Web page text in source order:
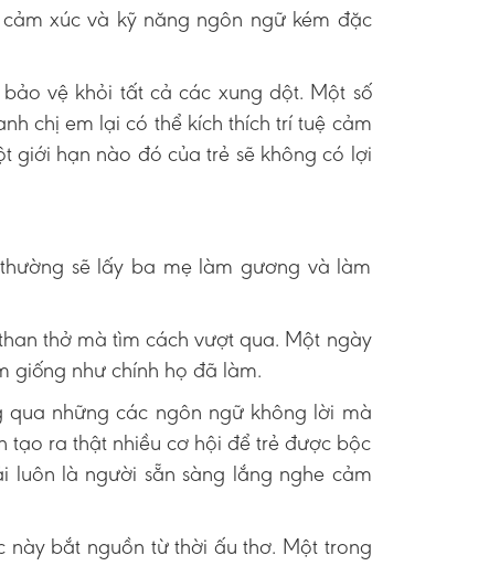
xúc và kỹ năng ngôn ngữ kém đặc
vệ khỏi tất cả các xung dột. Một số
chị em lại có thể kích thích trí tuệ cảm
giới hạn nào đó của trẻ sẽ không có lợi
sẽ lấy ba mẹ làm gương và làm
thở mà tìm cách vượt qua. Một ngày
giống như chính họ đã làm.
những các ngôn ngữ không lời mà
tạo ra thật nhiều cơ hội để trẻ được bộc
là người sẵn sàng lắng nghe cảm
bắt nguồn từ thời ấu thơ. Một trong